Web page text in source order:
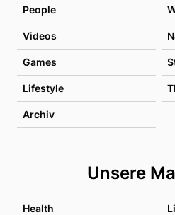
People
Videos
Games
Lifestyle
Archiv
Unsere
Health